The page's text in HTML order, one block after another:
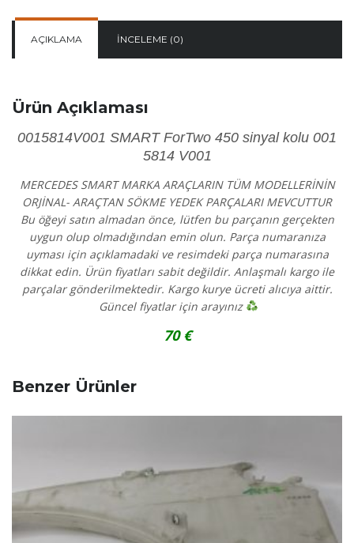
AÇIKLAMA İNCELEME (0)
Ürün Açıklaması
0015814V001 SMART ForTwo 450 sinyal kolu 001
5814 V001
MERCEDES SMART MARKA ARAÇLARIN TÜM MODELLERİNİN
ORJİNAL- ARAÇTAN SÖKME YEDEK PARÇALARI MEVCUTTUR
Bu öğeyi satın almadan önce, lütfen bu parçanın gerçekten
uygun olup olmadığından emin olun. Parça numaranıza
uyması için açıklamadaki ve resimdeki parça numarasına
dikkat edin. Ürün fiyatları sabit değildir. Anlaşmalı kargo ile
parçalar gönderilmektedir. Kargo kurye ücreti alıcıya aittir.
Güncel fiyatlar için arayınız
70 €
Benzer Ürünler